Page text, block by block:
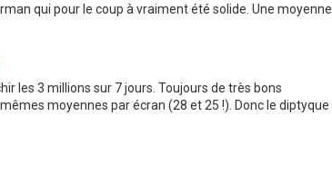
qui pour le coup à vraiment été solide. Une moyenne
les 3 millions sur 7 jours. Toujours de très bons
moyennes par écran (28 et 25 !). Donc le diptyque